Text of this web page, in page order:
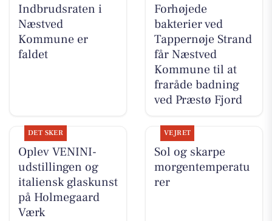
Indbrudsraten i
Næstved
Kommune er
faldet
Forhøjede
bakterier ved
Tappernøje Strand
får Næstved
Kommune til at
fraråde badning
ved Præstø Fjord
DET SKER
Oplev VENINI-
udstillingen og
italiensk glaskunst
på Holmegaard
Værk
VEJRET
Sol og skarpe
morgentemperatu
rer